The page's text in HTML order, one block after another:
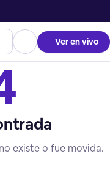
Ver en vivo
existe o fue movida.